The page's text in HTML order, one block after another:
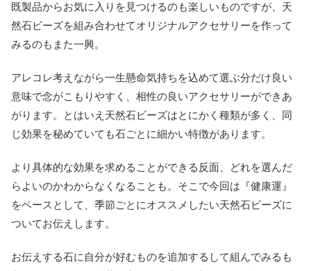
既製品からお気に入りを見つけるのも楽しいものですが、天
然石ビーズを組み合わせてオリジナルアクセサリーを作って
みるのもまた一興。
アレコレ考えながら一生懸命気持ちを込めて選ぶ分だけ良い
意味で念がこもりやすく、相性の良いアクセサリーができあ
がります。とはいえ天然石ビーズはとにかく種類が多く、同
じ効果を秘めていても石ごとに細かい特徴があります。
より具体的な効果を求めることができる反面、どれを選んだ
らよいのかわからなくなることも。そこで今回は『健康運』
をベースとして、季節ごとにオススメしたい天然石ビーズに
ついてお伝えします。
お伝えする石に自分が好むものを追加するして組んでみるも